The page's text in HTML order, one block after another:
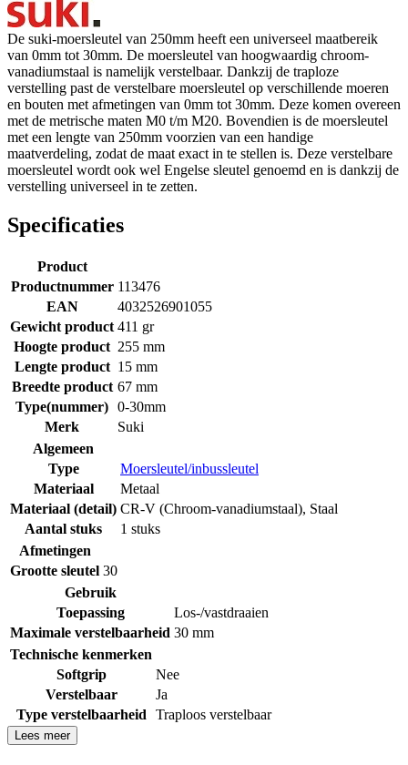
De suki-moersleutel van 250mm heeft een universeel maatbereik
van 0mm tot 30mm. De moersleutel van hoogwaardig chroom-
vanadiumstaal is namelijk verstelbaar. Dankzij de traploze
verstelling past de verstelbare moersleutel op verschillende moeren
en bouten met afmetingen van 0mm tot 30mm. Deze komen overeen
met de metrische maten M0 t/m M20. Bovendien is de moersleutel
met een lengte van 250mm voorzien van een handige
maatverdeling, zodat de maat exact in te stellen is. Deze verstelbare
moersleutel wordt ook wel Engelse sleutel genoemd en is dankzij de
verstelling universeel in te zetten.
Specificaties
Product
Productnummer 113476
EAN
4032526901055
Gewicht product 411 gr
Hoogte product 255 mm
Lengte product 15 mm
Breedte product 67 mm
Type(nummer) 0-30mm
Merk
Suki
Algemeen
Type
Moersleutel/inbussleutel
Materiaal
Metaal
Materiaal (detail) CR-V (Chroom-vanadiumstaal), Staal
Aantal stuks
1 stuks
Afmetingen
Grootte sleutel 30
Gebruik
Toepassing
Los-/vastdraaien
Maximale verstelbaarheid 30 mm
Technische kenmerken
Softgrip
Nee
Verstelbaar
Ja
Type verstelbaarheid
Traploos verstelbaar
Lees meer